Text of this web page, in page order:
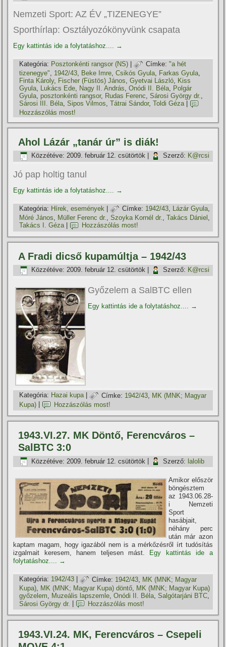
Nemzeti Sport: AZ ÉV „TIZENEGYE”
Sporthírlap: Osztályozókönyvünk csapata
Egy kattintás ide a folytatáshoz.... →
Kategória: Posztonkénti rangsor (NS) | Címke: "a hét
tizenegye", 1942/43, Beke Imre,Csikós Gyula, Farkas Gyula,
Finta Károly, Fischer (Füstös) János,Gyetvai László, Kiss
Gyula, Lukács Ede, Nagy II. András,Onódi II. Béla, Polgár
Gyula,posztonkénti rangsor, Rudas Ferenc,Sárosi György dr.,
Sárosi III. Béla,Sipos Vilmos,Tátrai Sándor,Toldi Géza|
Hozzászólás most!
Ahol Lázár „tanár úr” is diák!
Közzétéve: 2009. február 12. csütörtök Szerző: K@rcsi
Jó pap holtig tanul
Egy kattintás ide a folytatáshoz.... →
Kategória: Hí­rek, események | Címke: 1942/43, Lázár Gyula,
Móré János, Müller Ferenc dr.,Szoyka Kornél dr.,Takács Dániel ,
Takács I. Géza| Hozzászólás most!
A Fradi dicső kupamúltja – 1942/43
Közzétéve: 2009. február 12. csütörtök Szerző: K@rcsi
Győzelem a SalBTC ellen
Egy kattintás ide a folytatáshoz.... →
Kategória: Hazai kupa| Címke: 1942/43 MK (MNK; Magyar
Kupa)
Hozzászólás most!
1943.VI.27. MK Döntő, Ferencváros –
SalBTC 3:0
Közzétéve: 2009. február 12. csütörtök Szerző: lalolib
Amikor először
böngésztem
az 1943.06.28-
i Nemzeti
Sport
hasábjait,
néhány perc
után már azon
kaptam magam, hogy igazából nem is a mérkőzésről í­rt tudósí­tás
izgalmait keresem, hanem teljesen mást.
Egy kattintás ide a
folytatáshoz.... →
Kategória: 1942/43 | Címke: 1942/43 MK (MNK; Magyar
Kupa), MK (MNK; Magyar Kupa) döntő, MK (MNK; Magyar Kupa)
győzelem, Muzeális lapszemle,Onódi II. Béla,Salgótarjáni BTC,
Sárosi György dr.
Hozzászólás most!
1943.VI.24. MK, Ferencváros – Csepeli